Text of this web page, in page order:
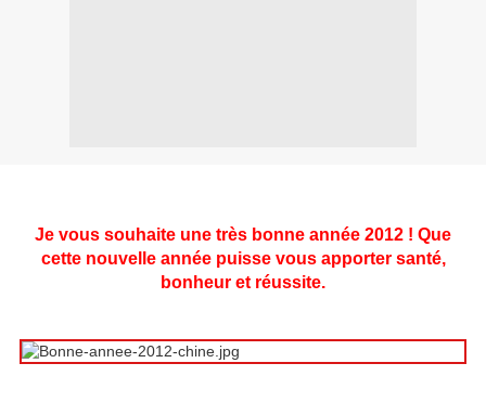
Je vous souhaite une très bonne année 2012 ! Que
cette nouvelle année puisse vous apporter santé,
bonheur et réussite.